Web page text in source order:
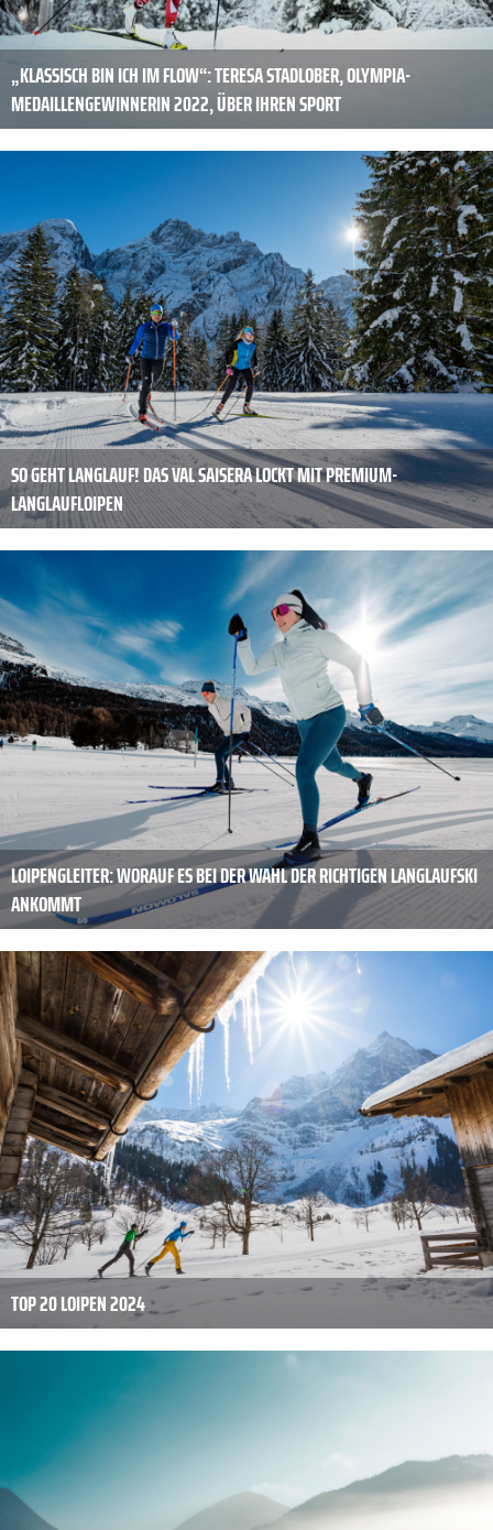
„KLASSISCH BIN ICH IM FLOW“: TERESA STADLOBER, OLYMPIA-
MEDAILLENGEWINNERIN 2022, ÜBER IHREN SPORT
SO GEHT LANGLAUF! DAS VAL SAISERA LOCKT MIT PREMIUM-
LANGLAUFLOIPEN
LOIPENGLEITER: WORAUF ES BEI DER WAHL DER RICHTIGEN LANGLAUFSKI
ANKOMMT
TOP 20 LOIPEN 2024